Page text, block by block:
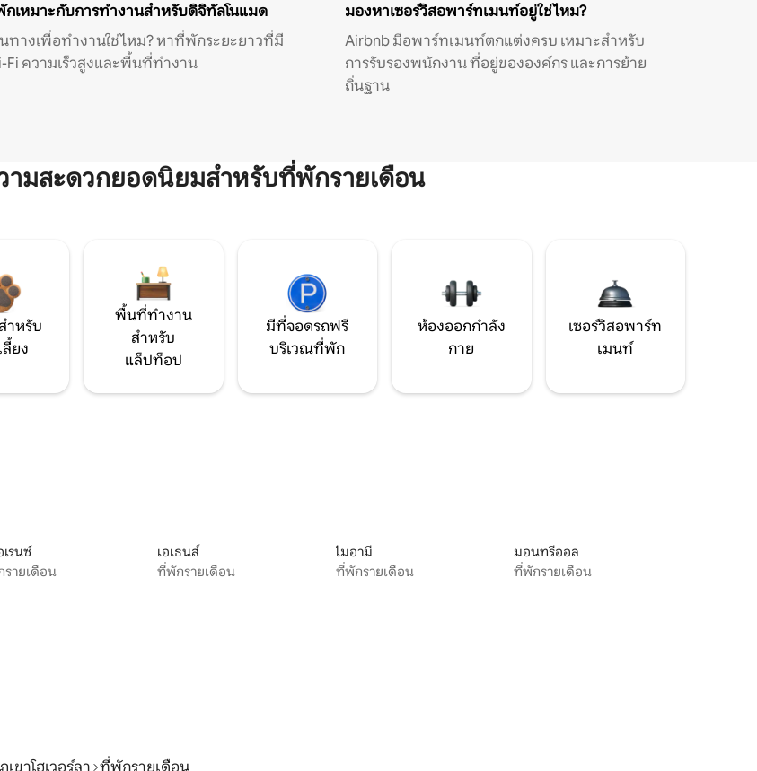
เหมาะกับการทำงานสำหรับดิจิทัลโนแมด
ทางเพื่อทำงานใช่ไหม? หาที่พักระยะยาวที่มี
Fi ความเร็วสูงและพื้นที่ทำงาน
มองหาเซอร์วิสอพาร์ทเมนท์อยู่ใช่ไหม?
Airbnb มีอพาร์ทเมนท์ตกแต่งครบ เหมาะสำหรับ
การรับรองพนักงาน ที่อยู่ขององค์กร และการย้าย
ถิ่นฐาน
ามสะดวกยอดนิยมสำหรับที่พักรายเดือน
ำหรับ
ลี้ยง
พื้นที่ทำงาน
สำหรับ
แล็ปท็อป
มีที่จอดรถฟรี
บริเวณที่พัก
ห้องออกกำลัง
กาย
เซอร์วิสอพาร์ท
เมนท์
รนซ์
ายเดือน
เอเธนส์
ที่พักรายเดือน
ไมอามี
ที่พักรายเดือน
มอนทรีออล
ที่พักรายเดือน